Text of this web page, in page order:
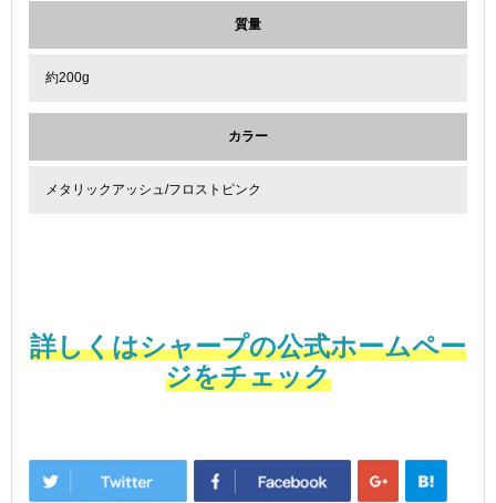
質量
約200g
カラー
メタリックアッシュ/フロストピンク
詳しくはシャープの公式ホームペー
ジをチェック